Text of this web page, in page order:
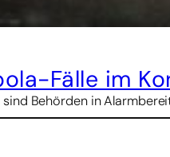
Fälle im
Behörden in